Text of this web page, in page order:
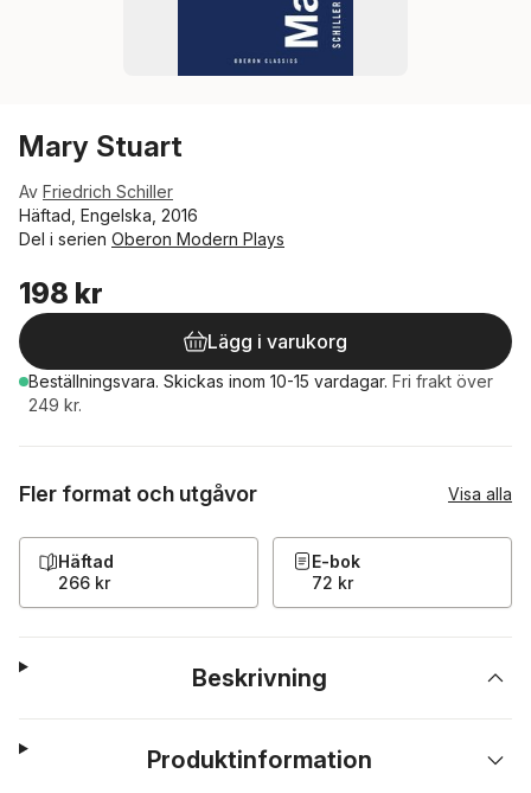
Mary Stuart
Av Friedrich Schiller
Häftad, Engelska, 2016
Del i serien Oberon Modern Plays
198 kr
Lägg i varukorg
Beställningsvara. Skickas inom 10-15 vardagar. Fri frakt över
249 kr.
Fler format och utgåvor Visa alla
Häftad
266 kr
E-bok
72 kr
Beskrivning
Produktinformation